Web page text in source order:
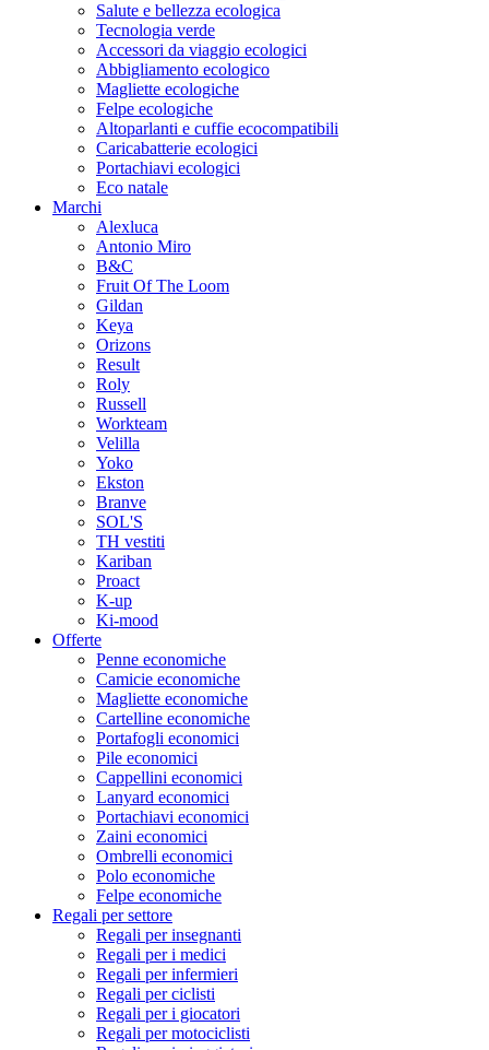
Salute e bellezza ecologica
Tecnologia verde
Accessori da viaggio ecologici
Abbigliamento ecologico
Magliette ecologiche
Felpe ecologiche
Altoparlanti e cuffie ecocompatibili
Caricabatterie ecologici
Portachiavi ecologici
Eco natale
Marchi
Alexluca
Antonio Miro
B&C
Fruit Of The Loom
Gildan
Keya
Orizons
Result
Roly
Russell
Workteam
Velilla
Yoko
Ekston
Branve
SOL'S
TH vestiti
Kariban
Proact
K-up
Ki-mood
Offerte
Penne economiche
Camicie economiche
Magliette economiche
Cartelline economiche
Portafogli economici
Pile economici
Cappellini economici
Lanyard economici
Portachiavi economici
Zaini economici
Ombrelli economici
Polo economiche
Felpe economiche
Regali per settore
Regali per insegnanti
Regali per i medici
Regali per infermieri
Regali per ciclisti
Regali per i giocatori
Regali per motociclisti